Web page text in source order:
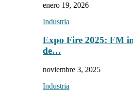
enero 19, 2026
Industria
Expo Fire 2025: FM
de…
noviembre 3, 2025
Industria